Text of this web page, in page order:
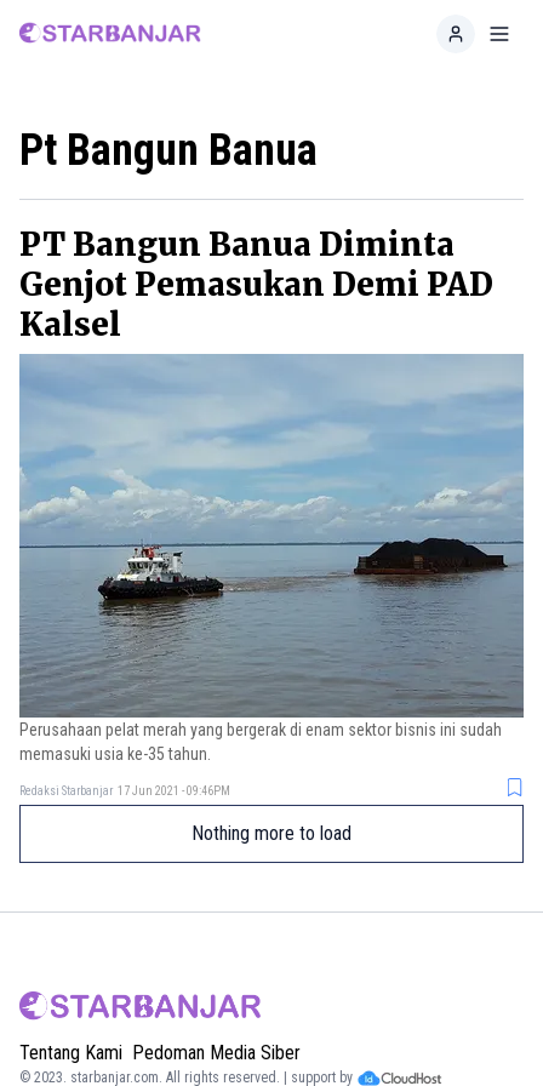
Home
Pt Bangun Banua
PT Bangun Banua Diminta
Genjot Pemasukan Demi PAD
Kalsel
Perusahaan pelat merah yang bergerak di enam sektor bisnis ini sudah
memasuki usia ke-35 tahun.
Redaksi Starbanjar 17 Jun 2021 - 09:46PM
Nothing more to load
Tentang Kami Pedoman Media Siber
© 2023. starbanjar.com. All rights reserved. | support by